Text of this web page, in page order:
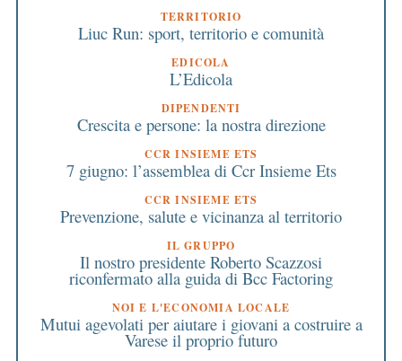
TERRITORIO
Liuc Run: sport, territorio e comunità
EDICOLA
L’Edicola
DIPENDENTI
Crescita e persone: la nostra direzione
CCR INSIEME ETS
7 giugno: l’assemblea di Ccr Insieme Ets
CCR INSIEME ETS
Prevenzione, salute e vicinanza al territorio
IL GRUPPO
Il nostro presidente Roberto Scazzosi
riconfermato alla guida di Bcc Factoring
NOI E L'ECONOMIA LOCALE
Mutui agevolati per aiutare i giovani a costruire a
Varese il proprio futuro